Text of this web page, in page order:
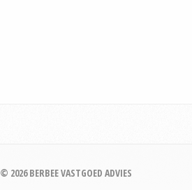
© 2026 BERBEE VASTGOED ADVIES